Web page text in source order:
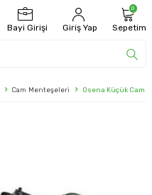
Bayi Girişi Giriş Yap
0
Sepetim
Cam Menteşeleri Osena Küçük Cam